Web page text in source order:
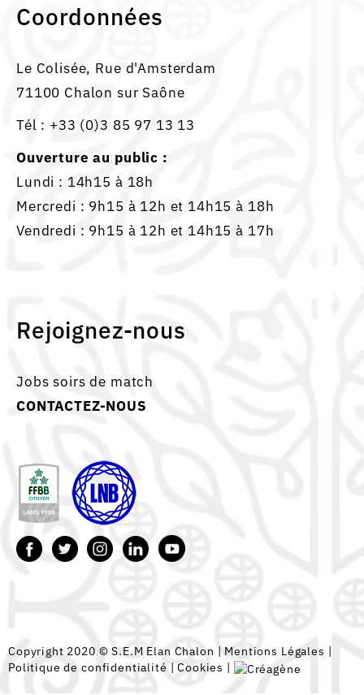
Coordonnées
Le Colisée, Rue d'Amsterdam
71100 Chalon sur Saône
Tél : +33 (0)3 85 97 13 13
Ouverture au public :
Lundi : 14h15 à 18h
Mercredi : 9h15 à 12h et 14h15 à 18h
Vendredi : 9h15 à 12h et 14h15 à 17h
Rejoignez-nous
Jobs soirs de match
CONTACTEZ-NOUS
Copyright 2020 © S.E.M Elan Chalon | Mentions Légales |
Politique de confidentialité |Cookies |